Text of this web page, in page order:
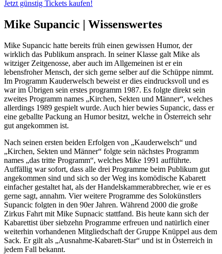
Jetzt günstig Tickets kaufen!
Mike Supancic | Wissenswertes
Mike Supancic hatte bereits früh einen gewissen Humor, der
wirklich das Publikum ansprach. In seiner Klasse galt Mike als
witziger Zeitgenosse, aber auch im Allgemeinen ist er ein
lebensfroher Mensch, der sich gerne selber auf die Schüppe nimmt.
Im Programm Kauderwelsch beweist er dies eindrucksvoll und es
war im Übrigen sein erstes programm 1987. Es folgte direkt sein
zweites Programm names „Kirchen, Sekten und Männer“, welches
allerdings 1989 gespielt wurde. Auch hier bewies Supancic, dass er
eine geballte Packung an Humor besitzt, welche in Österreich sehr
gut angekommen ist.
Nach seinen ersten beiden Erfolgen von „Kauderwelsch“ und
„Kirchen, Sekten und Männer“ folgte sein nächstes Programm
names „das tritte Programm“, welches Mike 1991 aufführte.
Auffällig war sofort, dass alle drei Programme beim Publikum gut
angekommen sind und sich so der Weg ins komödische Kabarett
einfacher gestaltet hat, als der Handelskammerabbrecher, wie er es
gerne sagt, annahm. Vier weitere Programme des Solokünstlers
Supancic folgten in den 90er Jahren. Während 2000 die große
Zirkus Fahrt mit Mike Supnacic stattfand. Bis heute kann sich der
Kabarettist über siebzehn Programme erfreuen und natürlich einer
weiterhin vorhandenen Mitgliedschaft der Gruppe Knüppel aus dem
Sack. Er gilt als „Ausnahme-Kabarett-Star“ und ist in Österreich in
jedem Fall bekannt.